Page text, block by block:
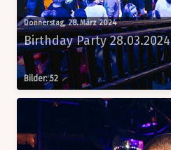
Donnerstag, 28. März 2024
Birthday Party 28.03.2024
Bilder: 52